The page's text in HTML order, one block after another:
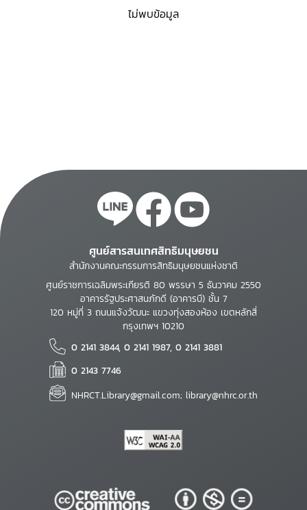
ไม่พบข้อมูล
ศูนย์สารสนเทศสิทธิมนุษยชน
สำนักงานคณะกรรมการสิทธิมนุษยชนแห่งชาติ
ศูนย์ราชการเฉลิมพระเกียรติ 80 พรรษา 5 ธันวาคม 2550
อาคารรัฐประศาสนภักดี (อาคารบี) ชั้น 7
120 หมู่ที่ 3 ถนนแจ้งวัฒนะ แขวงทุ่งสองห้อง เขตหลักสี่
กรุงเทพฯ 10210
0 2141 3844, 0 2141 1987, 0 2141 3881
0 2143 7746
NHRCT.Library@gmail.com; library@nhrc.or.th